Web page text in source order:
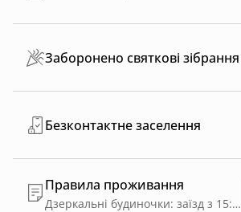
Заборонено святкові зібрання
Безконтактне заселення
Правила проживання
Дзеркальні будиночки: заїзд з 15:00, виїзд до 12:00. Глемп будиночки: заїзд з 14:00, виїзд до 11:00 🌿